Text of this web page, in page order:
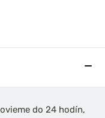
do 24 hodín,